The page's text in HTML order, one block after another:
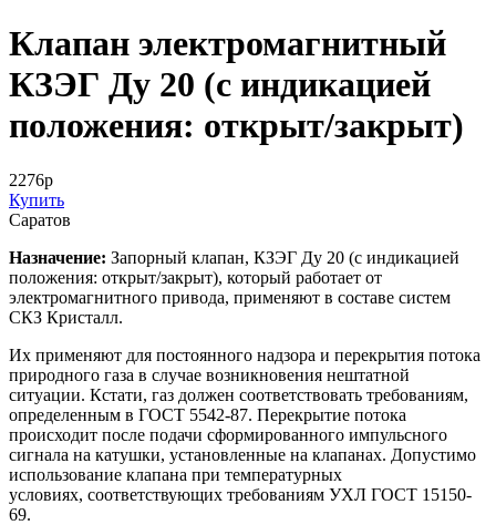
Клапан электромагнитный
КЗЭГ Ду 20 (с индикацией
положения: открыт/закрыт)
2276р
Купить
Саратов
Назначение: Запорный клапан, КЗЭГ Ду 20 (с индикацией
положения: открыт/закрыт), который работает от
электромагнитного привода, применяют в составе систем
СКЗ Кристалл.
Их применяют для постоянного надзора и перекрытия потока
природного газа в случае возникновения нештатной
ситуации. Кстати, газ должен соответствовать требованиям,
определенным в ГОСТ 5542-87. Перекрытие потока
происходит после подачи сформированного импульсного
сигнала на катушки, установленные на клапанах. Допустимо
использование клапана при температурных
условиях, соответствующих требованиям УХЛ ГОСТ 15150-
69.